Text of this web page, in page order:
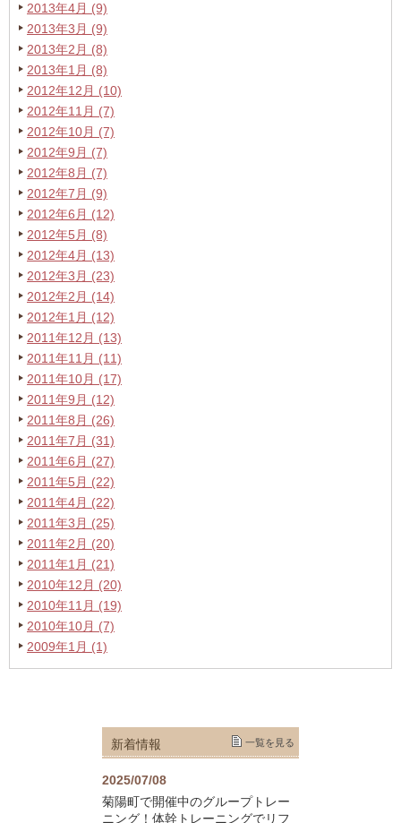
2013年4月 (9)
2013年3月 (9)
2013年2月 (8)
2013年1月 (8)
2012年12月 (10)
2012年11月 (7)
2012年10月 (7)
2012年9月 (7)
2012年8月 (7)
2012年7月 (9)
2012年6月 (12)
2012年5月 (8)
2012年4月 (13)
2012年3月 (23)
2012年2月 (14)
2012年1月 (12)
2011年12月 (13)
2011年11月 (11)
2011年10月 (17)
2011年9月 (12)
2011年8月 (26)
2011年7月 (31)
2011年6月 (27)
2011年5月 (22)
2011年4月 (22)
2011年3月 (25)
2011年2月 (20)
2011年1月 (21)
2010年12月 (20)
2010年11月 (19)
2010年10月 (7)
2009年1月 (1)
新着情報 一覧を見る
2025/07/08
菊陽町で開催中のグループトレー
ニング！体幹トレーニングでリフ